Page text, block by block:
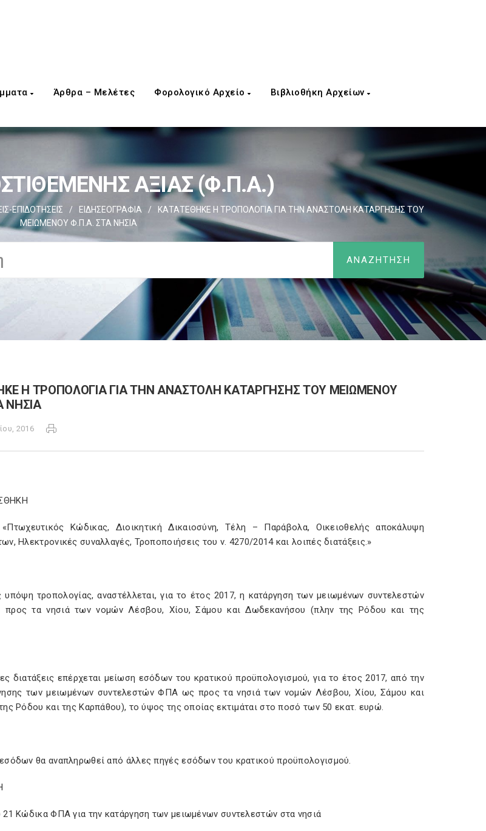
Άρθρα – Μελέτες Φορολογικό Αρχείο Βιβλιοθήκη Αρχείων
ΑΞΙΑΣ (Φ.Π.Α.)
ΕΠΙΔΟΤΗΣΕΙΣ / ΕΙΔΗΣΕΟΓΡΑΦΙΑ /
ΚΑΤΑΤΕΘΗΚΕ Η ΤΡΟΠΟΛΟΓΙΑ ΓΙΑ ΤΗΝ ΑΝΑΣΤΟΛΗ ΚΑΤΑΡΓΗΣΗΣ ΤΟΥ
ΜΕΙΩΜΕΝΟΥ Φ.Π.Α. ΣΤΑ ΝΗΣΙΑ
Η ΤΡΟΠΟΛΟΓΙΑ ΓΙΑ ΤΗΝ ΑΝΑΣΤΟΛΗ ΚΑΤΑΡΓΗΣΗΣ ΤΟΥ ΜΕΙΩΜΕΝΟΥ
ΝΗΣΙΑ
2016
Κώδικας, Διοικητική Δικαιοσύνη, Τέλη – Παράβολα, Οικειοθελής αποκάλυψη
Ηλεκτρονικές συναλλαγές, Τροποποιήσεις του ν. 4270/2014 και λοιπές διατάξεις.»
υπόψη τροπολογίας, αναστέλλεται, για το έτος 2017, η κατάργηση των μειωμένων συντελεστών
τα νησιά των νομών Λέσβου, Χίου, Σάμου και Δωδεκανήσου (πλην της Ρόδου και της
διατάξεις επέρχεται μείωση εσόδων του κρατικού προϋπολογισμού, για το έτος 2017, από την
των μειωμένων συντελεστών ΦΠΑ ως προς τα νησιά των νομών Λέσβου, Χίου, Σάμου και
Ρόδου και της Καρπάθου), το ύψος της οποίας εκτιμάται στο ποσό των 50 εκατ. ευρώ.
θα αναπληρωθεί από άλλες πηγές εσόδων του κρατικού προϋπολογισμού.
Κώδικα ΦΠΑ για την κατάργηση των μειωμένων συντελεστών στα νησιά